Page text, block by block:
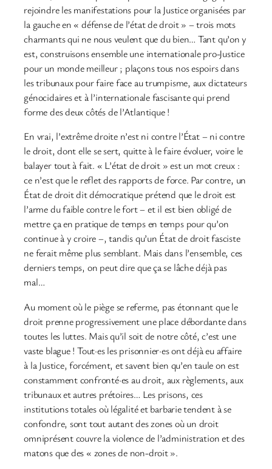
rejoindre les manifestations pour la Justice organisées par
la gauche en « défense de l’état de droit » – trois mots
charmants qui ne nous veulent que du bien… Tant qu’on y
est, construisons ensemble une internationale pro-Justice
pour un monde meilleur ; plaçons tous nos espoirs dans
les tribunaux pour faire face au trumpisme, aux dictateurs
génocidaires et à l’internationale fascisante qui prend
forme des deux côtés de l’Atlantique !
En vrai, l’extrême droite n’est ni contre l’État – ni contre
le droit, dont elle se sert, quitte à le faire évoluer, voire le
balayer tout à fait. « L’état de droit » est un mot creux :
ce n’est que le reflet des rapports de force. Par contre, un
État de droit dit démocratique prétend que le droit est
l’arme du faible contre le fort – et il est bien obligé de
mettre ça en pratique de temps en temps pour qu’on
continue à y croire –, tandis qu’un État de droit fasciste
ne ferait même plus semblant. Mais dans l’ensemble, ces
derniers temps, on peut dire que ça se lâche déjà pas
mal…
Au moment où le piège se referme, pas étonnant que le
droit prenne progressivement une place débordante dans
toutes les luttes. Mais qu’il soit de notre côté, c’est une
vaste blague ! Tout·es les prisonnier·es ont déjà eu affaire
à la Justice, forcément, et savent bien qu’en taule on est
constamment confronté·es au droit, aux règlements, aux
tribunaux et autres prétoires… Les prisons, ces
institutions totales où légalité et barbarie tendent à se
confondre, sont tout autant des zones où un droit
omniprésent couvre la violence de l’administration et des
matons que des « zones de non-droit ».